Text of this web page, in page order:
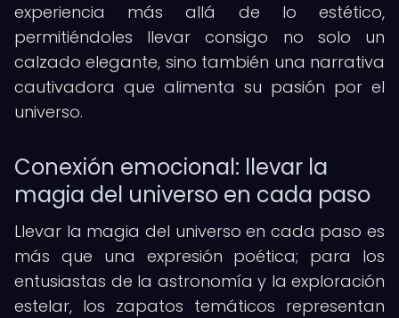
experiencia más allá de lo estético,
permitiéndoles llevar consigo no solo un
calzado elegante, sino también una narrativa
cautivadora que alimenta su pasión por el
universo.
Conexión emocional: llevar la
magia del universo en cada paso
Llevar la magia del universo en cada paso es
más que una expresión poética; para los
entusiastas de la astronomía y la exploración
estelar, los zapatos temáticos representan